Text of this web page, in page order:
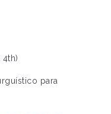
4th)
para